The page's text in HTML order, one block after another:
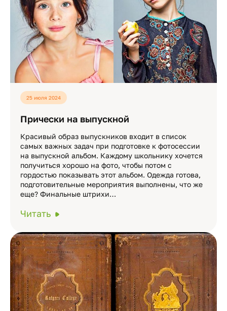
25 июля 2024
Прически на выпускной
Красивый образ выпускников входит в список
самых важных задач при подготовке к фотосессии
на выпускной альбом. Каждому школьнику хочется
получиться хорошо на фото, чтобы потом с
гордостью показывать этот альбом. Одежда готова,
подготовительные мероприятия выполнены, что же
еще? Финальные штрихи…
Читать